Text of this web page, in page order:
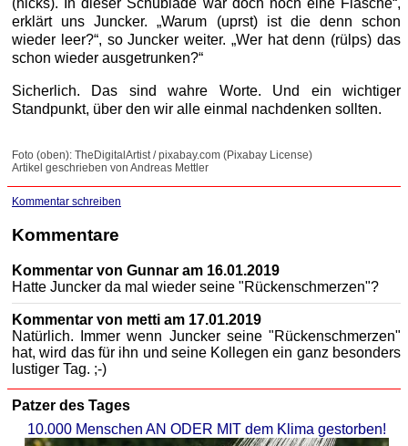
(hicks). In dieser Schublade war doch noch eine Flasche“,
erklärt uns Juncker. „Warum (uprst) ist die denn schon
wieder leer?“, so Juncker weiter. „Wer hat denn (rülps) das
schon wieder ausgetrunken?“
Sicherlich. Das sind wahre Worte. Und ein wichtiger
Standpunkt, über den wir alle einmal nachdenken sollten.
Foto (oben): TheDigitalArtist / pixabay.com (Pixabay License)
Artikel geschrieben von Andreas Mettler
Kommentar schreiben
Kommentare
Kommentar von Gunnar am 16.01.2019
Hatte Juncker da mal wieder seine "Rückenschmerzen"?
Kommentar von metti am 17.01.2019
Natürlich. Immer wenn Juncker seine "Rückenschmerzen"
hat, wird das für ihn und seine Kollegen ein ganz besonders
lustiger Tag. ;-)
Patzer des Tages
10.000 Menschen AN ODER MIT dem Klima gestorben!